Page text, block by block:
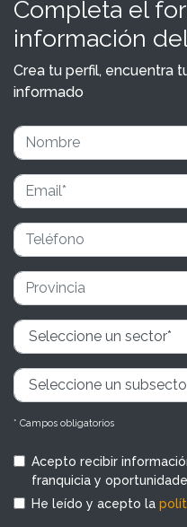
Completa el
información
Crea tu perfil, encuentra
informado
* Campos obligatorios
Acepto recibir
franquicia y
He leído y acepto la